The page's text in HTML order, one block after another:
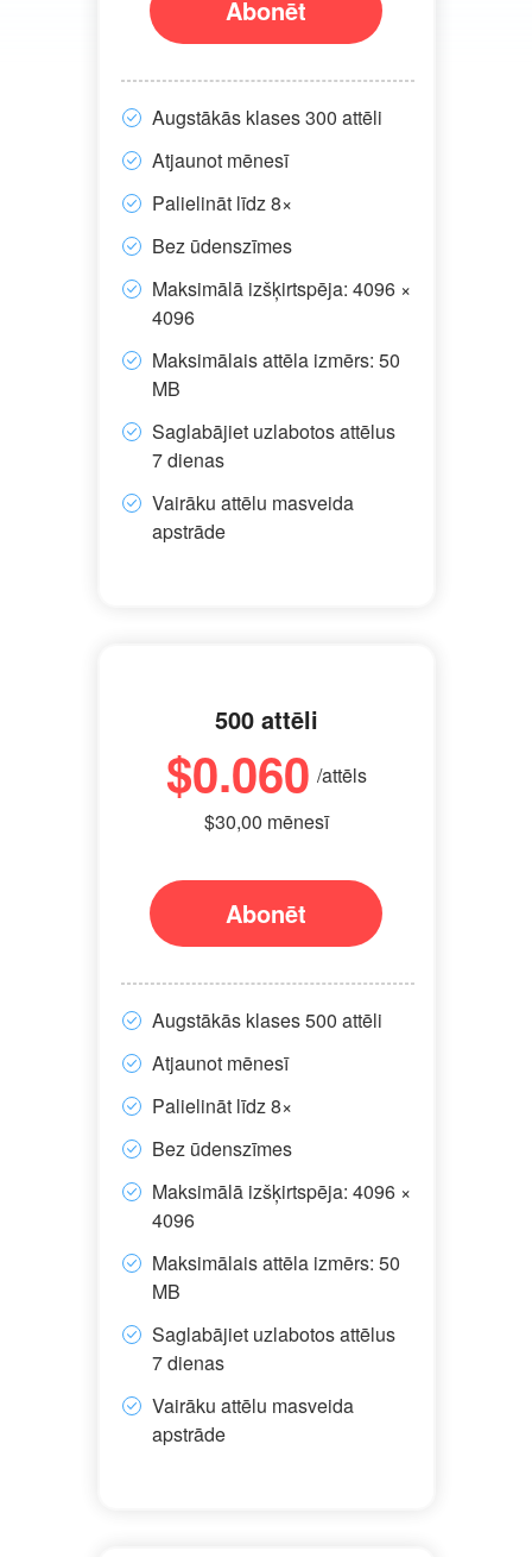
Abonēt
Augstākās klases 300 attēli
Atjaunot mēnesī
Palielināt līdz 8×
Bez ūdenszīmes
Maksimālā izšķirtspēja: 4096 ×
4096
Maksimālais attēla izmērs: 50
MB
Saglabājiet uzlabotos attēlus
7 dienas
Vairāku attēlu masveida
apstrāde
500 attēli
$0.060 /attēls
$30,00 mēnesī
Abonēt
Augstākās klases 500 attēli
Atjaunot mēnesī
Palielināt līdz 8×
Bez ūdenszīmes
Maksimālā izšķirtspēja: 4096 ×
4096
Maksimālais attēla izmērs: 50
MB
Saglabājiet uzlabotos attēlus
7 dienas
Vairāku attēlu masveida
apstrāde